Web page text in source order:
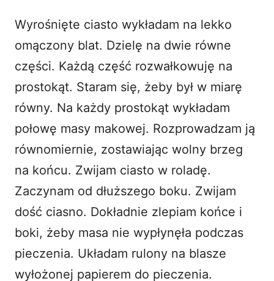
Wyrośnięte ciasto wykładam na lekko
omączony blat. Dzielę na dwie równe
części. Każdą część rozwałkowuję na
prostokąt. Staram się, żeby był w miarę
równy. Na każdy prostokąt wykładam
połowę masy makowej. Rozprowadzam ją
równomiernie, zostawiając wolny brzeg
na końcu. Zwijam ciasto w roladę.
Zaczynam od dłuższego boku. Zwijam
dość ciasno. Dokładnie zlepiam końce i
boki, żeby masa nie wypłynęła podczas
pieczenia. Układam rulony na blasze
wyłożonej papierem do pieczenia.